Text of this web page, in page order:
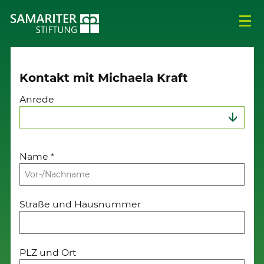
Kontakt mit Michaela Kraft
Anrede
Name*
Straße und Hausnummer
PLZ und Ort